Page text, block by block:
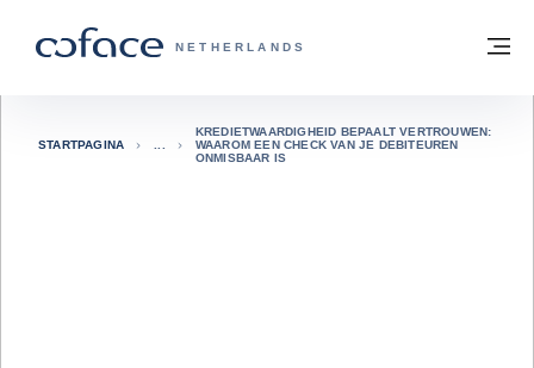
COFACE, FOR TRADE - GROEP
NETHERLANDS
Terug naar startpagina
STARTPAGINA
KREDIETWAARDIGHEID BEPAALT VERTROUWEN:
WAAROM EEN CHECK VAN JE DEBITEUREN
ONMISBAAR IS